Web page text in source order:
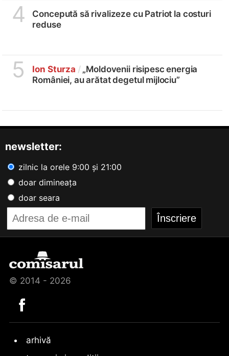
4
Concepută să rivalizeze cu Patriot la costuri
reduse
5 Ion Sturza /„Moldovenii risipesc energia
României, au arătat degetul mijlociu”
newsletter:
zilnic la orele 9:00 și 21:00
doar dimineața
doar seara
© 2014 - 2026
arhivă